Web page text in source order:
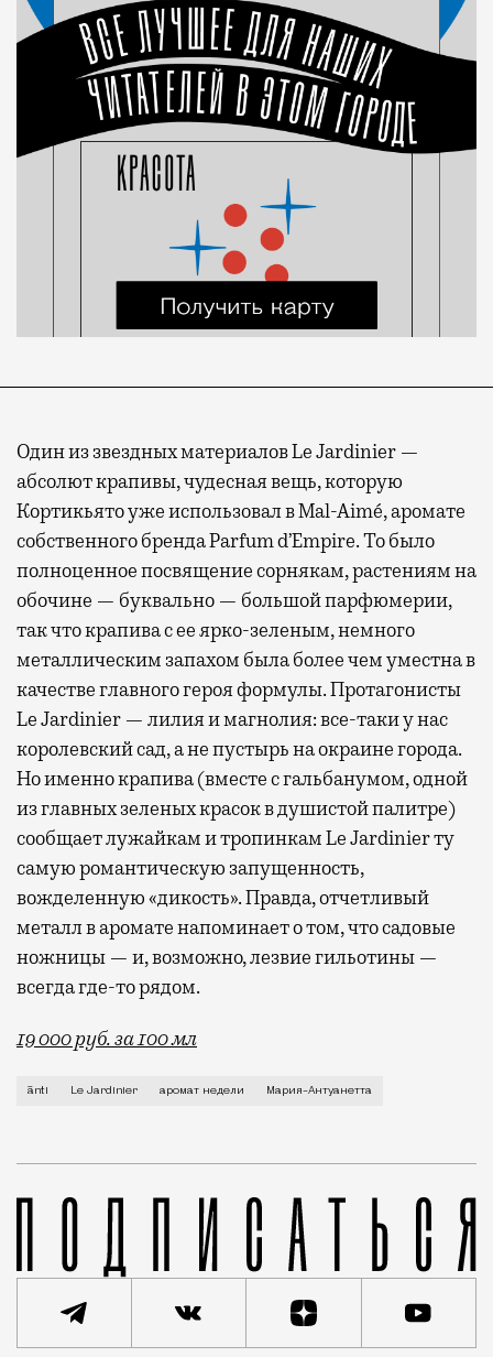
Один из звездных материалов Le Jardinier —
абсолют крапивы, чудесная вещь, которую
Кортикьято уже использовал в Mal-Aimé, аромате
собственного бренда Parfum d’Empire. То было
полноценное посвящение сорнякам, растениям на
обочине — буквально — большой парфюмерии,
так что крапива с ее ярко-зеленым, немного
металлическим запахом была более чем уместна в
качестве главного героя формулы. Протагонисты
Le Jardinier — лилия и магнолия: все-таки у нас
королевский сад, а не пустырь на окраине города.
Но именно крапива (вместе с гальбанумом, одной
из главных зеленых красок в душистой палитре)
сообщает лужайкам и тропинкам Le Jardinier ту
самую романтическую запущенность,
вожделенную «дикость». Правда, отчетливый
металл в аромате напоминает о том, что садовые
ножницы — и, возможно, лезвие гильотины —
всегда где-то рядом.
19 000 руб. за 100 мл
Если попросить знакомого парфманьяка назвать
ānti Le Jardinier аромат недели Мария-Антуанетта